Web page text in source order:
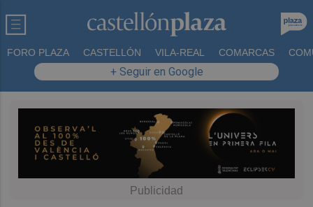
FORO PLAZA CASTELLÓN VILA-REAL COMARCAS
+ Seguir en Google